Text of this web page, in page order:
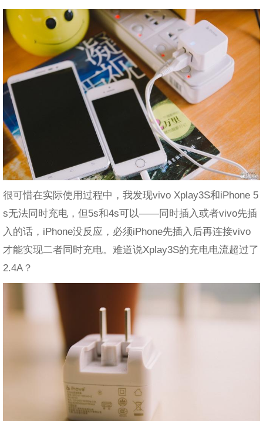
很可惜在实际使用过程中，我发现vivo Xplay3S和iPhone 5
s无法同时充电，但5s和4s可以——同时插入或者vivo先插
入的话，iPhone没反应，必须iPhone先插入后再连接vivo
才能实现二者同时充电。难道说Xplay3S的充电电流超过了
2.4A？